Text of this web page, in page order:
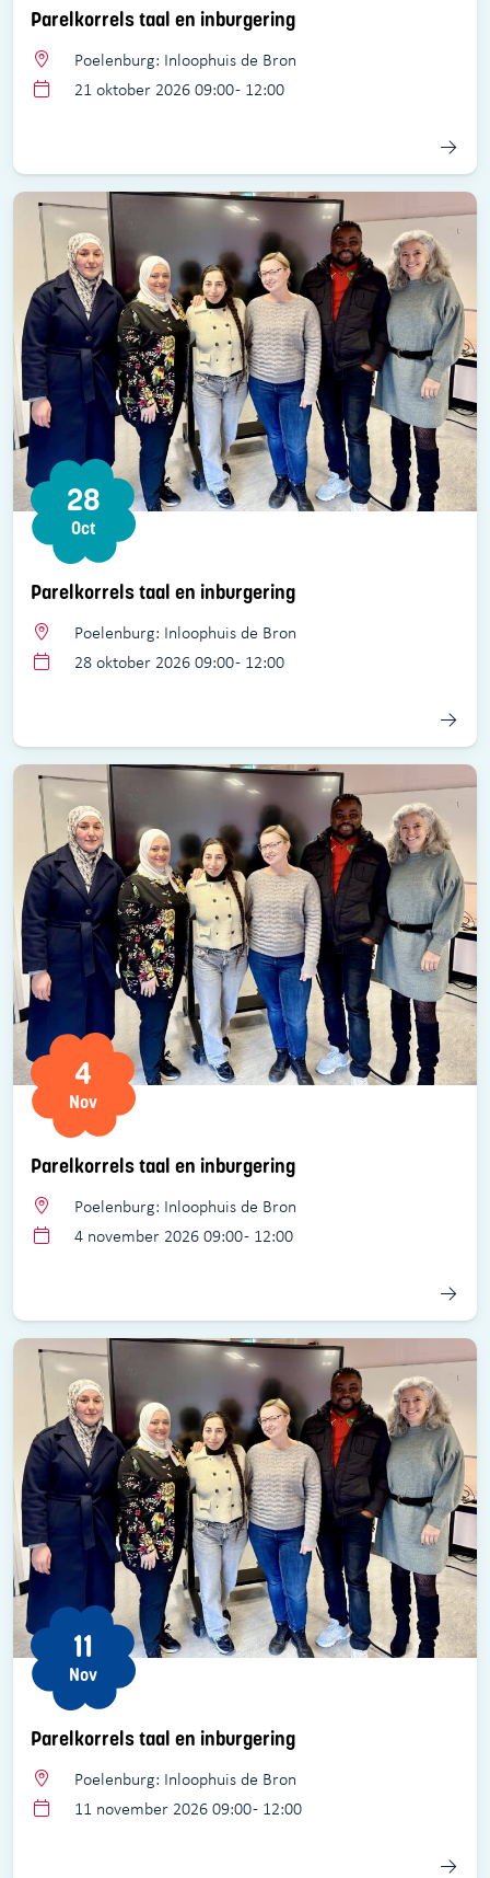
Parelkorrels taal en inburgering
Poelenburg: Inloophuis de Bron
21 oktober 2026 09:00 - 12:00
Parelkorrels taal en inburgering
28
Oct
Poelenburg: Inloophuis de Bron
28 oktober 2026 09:00 - 12:00
Parelkorrels taal en inburgering
4
Nov
Poelenburg: Inloophuis de Bron
4 november 2026 09:00 - 12:00
Parelkorrels taal en inburgering
11
Nov
Poelenburg: Inloophuis de Bron
11 november 2026 09:00 - 12:00